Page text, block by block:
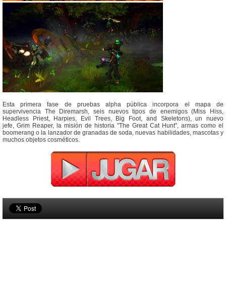
Esta primera fase de pruebas alpha pública incorpora el mapa de
supervivencia The Diremarsh, seis nuevos tipos de enemigos (Miss Hiss,
Headless Priest, Harpies, Evil Trees, Big Foot, and Skeletons), un nuevo
jefe, Grim Reaper, la misión de historia "The Great Cat Hunt", armas como el
boomerang o la lanzador de granadas de soda, nuevas habilidades, mascotas y
muchos objetos cosméticos.